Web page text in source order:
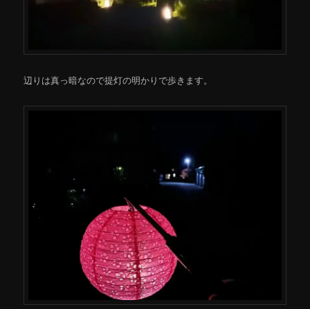
辺りは真っ暗なので提灯の明かりで歩きます。